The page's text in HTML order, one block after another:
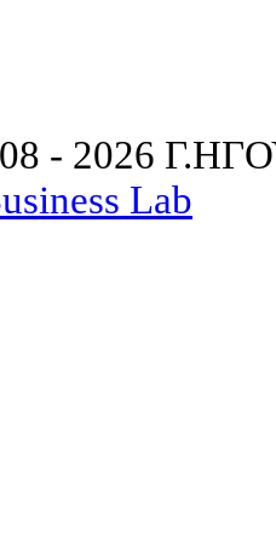
- 2026
Lab